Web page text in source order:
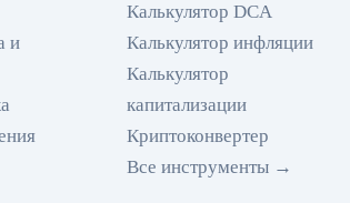
и
Калькулятор DCA
Калькулятор инфляции
Калькулятор
капитализации
Криптоконвертер
Все инструменты →